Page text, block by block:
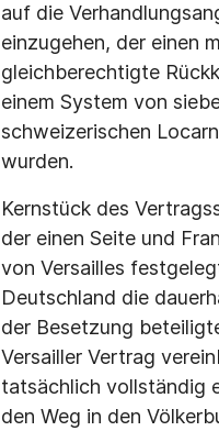
auf die
einzugehen, der einen
gleichberechtigte
einem System von
schweizerischen
wurden.
Kernstück des
der einen Seite und
von Versailles
Deutschland die
der Besetzung
Versailler Vertrag
tatsächlich vollständig
den Weg in den